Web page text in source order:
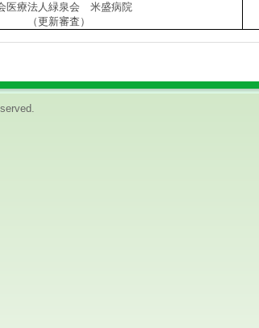
医療法人緑泉会 米盛病院
（更新審査）